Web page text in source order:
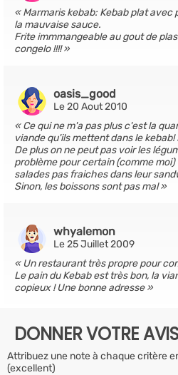
Marmaris kebab: Kebab plat avec
la mauvaise sauce.
Frite immmangeable au gout de
congelo !!!!
oasis_good
Le 20 Aout 2010
Ce qui ne m'a pas plus c'est la
viande qu'ils mettent dans le kebab!
De plus on ne peut pas voir les
problème pour certain (comme
salades pas fraiches dans leur
Sinon, les boissons sont pas mal
whyalemon
Le 25 Juillet 2009
Un restaurant très propre pour
Le pain du Kebab est très bon, la
copieux ! Une bonne adresse
DONNER VOTRE
Attribuez une note à chaque critère
(excellent)